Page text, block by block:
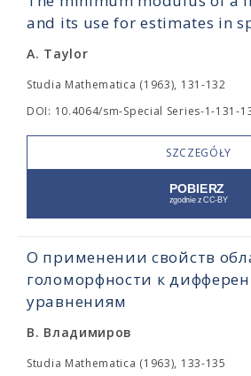
and its use for estimates in
A. Taylor
Studia Mathematica (1963), 131-132
DOI: 10.4064/sm-Special Series-1-131-
SZCZEGÓŁY
О применении свойств
голоморфности к
уравнениям
В. Владимиров
Studia Mathematica (1963), 133-135